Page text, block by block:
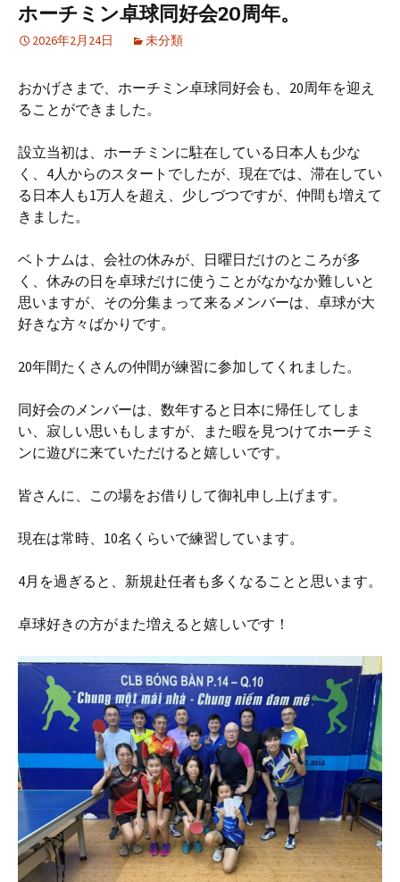
ホーチミン卓球同好会20周年。
2026年2月24日 未分類
おかげさまで、ホーチミン卓球同好会も、20周年を迎え
ることができました。
設立当初は、ホーチミンに駐在している日本人も少な
く、4人からのスタートでしたが、現在では、滞在してい
る日本人も1万人を超え、少しづつですが、仲間も増えて
きました。
ベトナムは、会社の休みが、日曜日だけのところが多
く、休みの日を卓球だけに使うことがなかなか難しいと
思いますが、その分集まって来るメンバーは、卓球が大
好きな方々ばかりです。
20年間たくさんの仲間が練習に参加してくれました。
同好会のメンバーは、数年すると日本に帰任してしま
い、寂しい思いもしますが、また暇を見つけてホーチミ
ンに遊びに来ていただけると嬉しいです。
皆さんに、この場をお借りして御礼申し上げます。
現在は常時、10名くらいで練習しています。
4月を過ぎると、新規赴任者も多くなることと思います。
卓球好きの方がまた増えると嬉しいです！